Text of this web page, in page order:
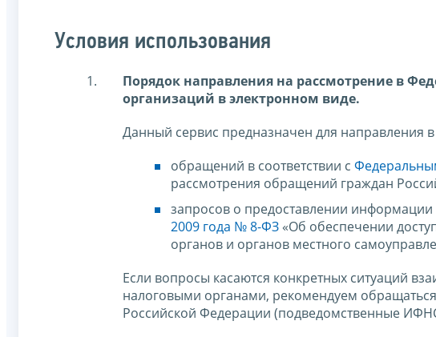
Условия использования
Порядок направления на рассмотрение в
организаций в электронном виде.
Данный сервис предназначен для направления
обращений в соответствии с
рассмотрения обращений граждан
запросов о предоставлении информации
2009 года № 8-ФЗ «Об обеспечении
органов и органов местного
Если вопросы касаются конкретных ситуаций
налоговыми органами, рекомендуем
Российской Федерации (подведомственные